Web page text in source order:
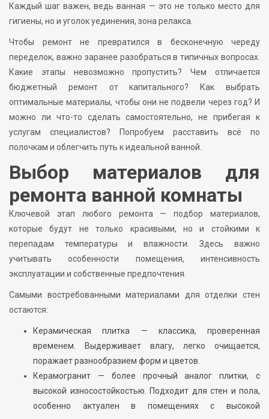
Каждый шаг важен, ведь ванная — это не только место для
гигиены, но и уголок уединения, зона релакса.
Чтобы ремонт не превратился в бесконечную череду
переделок, важно заранее разобраться в типичных вопросах.
Какие этапы невозможно пропустить? Чем отличается
бюджетный ремонт от капитального? Как выбрать
оптимальные материалы, чтобы они не подвели через год? И
можно ли что-то сделать самостоятельно, не прибегая к
услугам специалистов? Попробуем расставить всё по
полочкам и облегчить путь к идеальной ванной.
Выбор материалов для
ремонта ванной комнаты
Ключевой этап любого ремонта — подбор материалов,
которые будут не только красивыми, но и стойкими к
перепадам температуры и влажности. Здесь важно
учитывать особенности помещения, интенсивность
эксплуатации и собственные предпочтения.
Самыми востребованными материалами для отделки стен
остаются:
Керамическая плитка — классика, проверенная
временем. Выдерживает влагу, легко очищается,
поражает разнообразием форм и цветов.
Керамогранит — более прочный аналог плитки, с
высокой износостойкостью. Подходит для стен и пола,
особенно актуален в помещениях с высокой